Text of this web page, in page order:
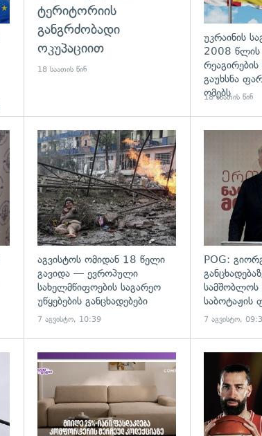
ტერიტორიის
განგრძობადი
ოკუპაციით
18 საათის წინ
უკრაინის
2008 წლის
გაუხსნა
ომებს
18 საათის წინ
გადახედვა
აგვისტოს ომიდან 18 წელი
გავიდა — ევროპული
სახელმწიფოების საგარეო
უწყებების განცხადებები
7 აგვისტო, 10:39
POG:
საბოტაჟის
7 აგვისტო,
გადახედვა